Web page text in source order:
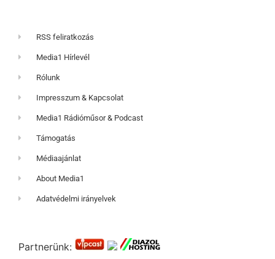
RSS feliratkozás
Media1 Hírlevél
Rólunk
Impresszum & Kapcsolat
Media1 Rádióműsor & Podcast
Támogatás
Médiaajánlat
About Media1
Adatvédelmi irányelvek
Partnerünk: